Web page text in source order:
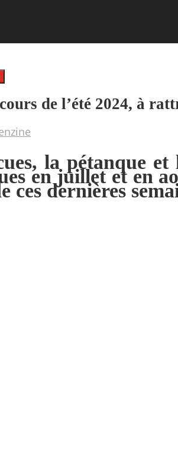
de l’été 2024, à
la pétanque
en juillet et en
ces dernières